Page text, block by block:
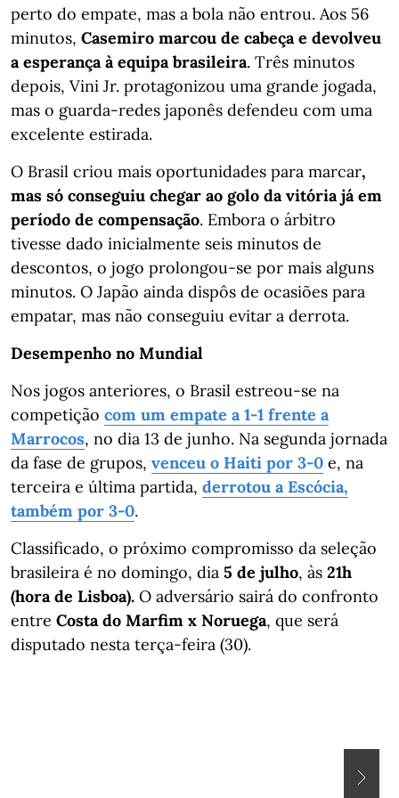
perto do empate, mas a bola não entrou. Aos 56
minutos, Casemiro marcou de cabeça e devolveu
a esperança à equipa brasileira. Três minutos
depois, Vini Jr. protagonizou uma grande jogada,
mas o guarda-redes japonês defendeu com uma
excelente estirada.
O Brasil criou mais oportunidades para marcar,
mas só conseguiu chegar ao golo da vitória já em
período de compensação. Embora o árbitro
tivesse dado inicialmente seis minutos de
descontos, o jogo prolongou-se por mais alguns
minutos. O Japão ainda dispôs de ocasiões para
empatar, mas não conseguiu evitar a derrota.
Desempenho no Mundial
Nos jogos anteriores, o Brasil estreou-se na
competição com um empate a 1-1 frente a
Marrocos, no dia 13 de junho. Na segunda jornada
da fase de grupos, venceu o Haiti por 3-0 e, na
terceira e última partida, derrotou a Escócia,
também por 3-0.
Classificado, o próximo compromisso da seleção
brasileira é no domingo, dia 5 de julho, às 21h
(hora de Lisboa). O adversário sairá do confronto
entre Costa do Marfim x Noruega, que será
disputado nesta terça-feira (30).